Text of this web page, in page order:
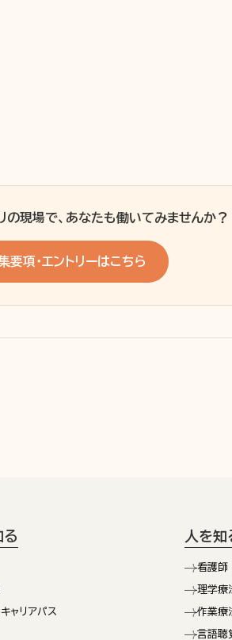
の現場で、あなたも働いてみませんか？
要項・エントリーはこちら
る
ャリアパス
人を知
看護師
理学療
作業療
言語聴